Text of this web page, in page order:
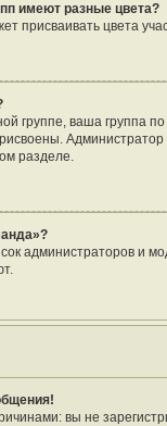
имеют разные цвета?
присваивать цвета
группе, ваша группа
разделе.
администраторов и
вы не